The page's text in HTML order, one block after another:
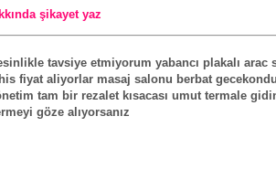
şikayet yaz
tavsiye etmiyorum yabancı plakalı arac
fiyat aliyorlar masaj salonu berbat
tam bir rezalet kısacası umut termale
göze alıyorsanız